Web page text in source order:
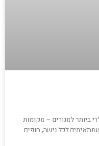
ביותר למגורים – מקומות
לכל נישה, חופים